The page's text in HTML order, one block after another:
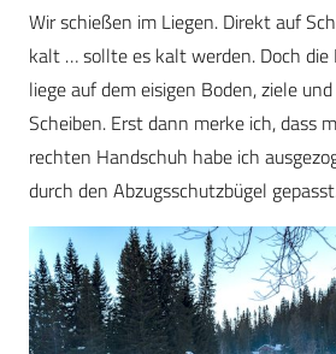
Wir schießen im Liegen. Direkt auf
kalt … sollte es kalt werden. Doch die
liege auf dem eisigen Boden, ziele
Scheiben. Erst dann merke ich, dass
rechten Handschuh habe ich
durch den Abzugsschutzbügel